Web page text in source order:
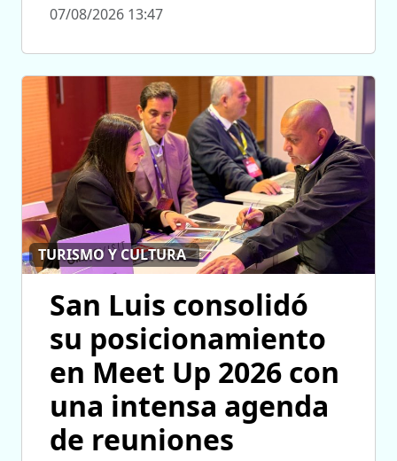
07/08/2026 13:47
TURISMO Y CULTURA
San Luis consolidó
su posicionamiento
en Meet Up 2026 con
una intensa agenda
de reuniones